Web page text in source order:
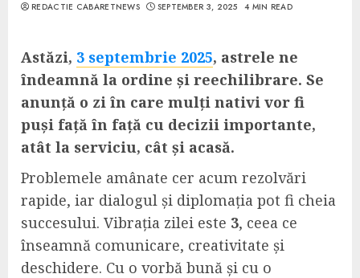
REDACTIE CABARETNEWS SEPTEMBER 3, 2025 4 MIN READ
Astăzi, 3 septembrie 2025, astrele ne
îndeamnă la ordine și reechilibrare. Se
anunță o zi în care mulți nativi vor fi
puși față în față cu decizii importante,
atât la serviciu, cât și acasă.
Problemele amânate cer acum rezolvări
rapide, iar dialogul și diplomația pot fi cheia
succesului. Vibrația zilei este 3, ceea ce
înseamnă comunicare, creativitate și
deschidere. Cu o vorbă bună și cu o